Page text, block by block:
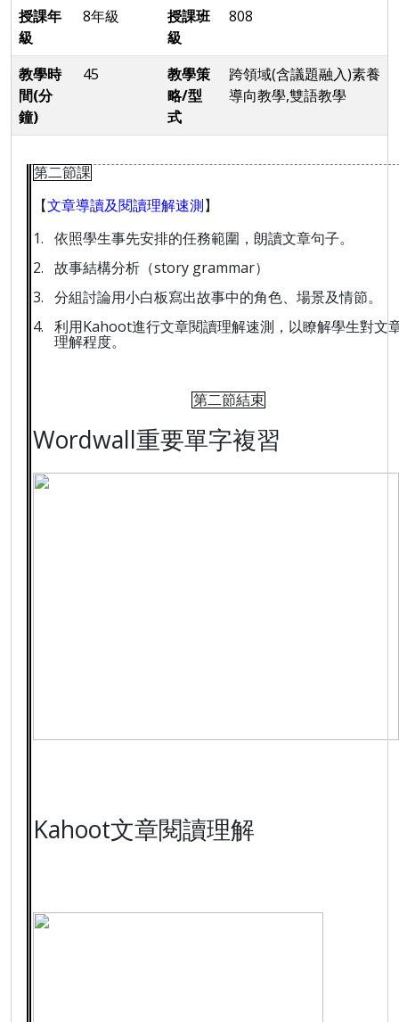
授課年
級
8年級
授課班
級
808
教學時
間(分
鐘)
45
教學策
略/型
式
跨領域(含議題融入)素養
導向教學,雙語教學
第二節課
【文章導讀及閱讀理解速測 】
1. 依照學生事先安排的任務範圍，朗讀文章句子。
2. 故事結構分析（story grammar）
3. 分組討論用小白板寫出故事中的角色、 場景及情節。
4. 利用 Kahoot進行文章閱讀理解速測，以瞭解學生對文
理解程度。
第二節結束
Wordwall重要單字複習
Kahoot文章閱讀理解